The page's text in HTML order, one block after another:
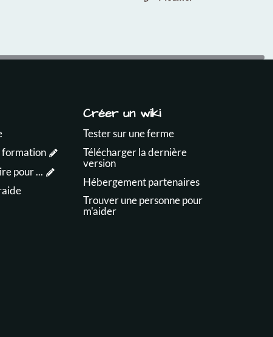
formation
pour ...
Créer un wiki
Tester sur une ferme
Télécharger la dernière
version
Hébergement partenaires
Trouver une personne pour
m'aider